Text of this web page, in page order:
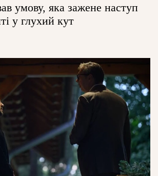
умову, яка зажене наступ
у глухий кут